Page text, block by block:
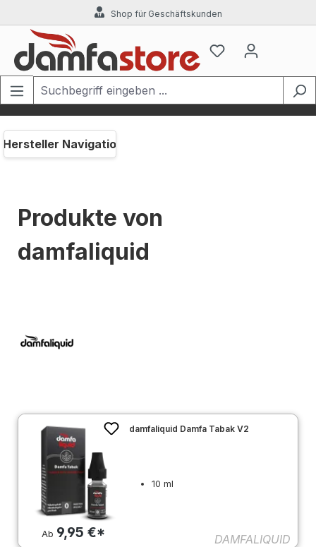
Zum Hauptinhalt springenShop für Geschäftskunden
Hersteller Navigation
Produkte von
damfaliquid
Ab 9,95 €*
damfaliquid Damfa Tabak V2
10 ml
DAMFALIQUID